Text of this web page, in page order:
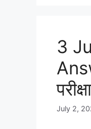
3
July 2,